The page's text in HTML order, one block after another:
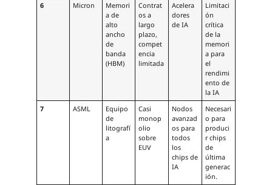
6
Micron
Memori
a de
alto
ancho
de
banda
(HBM)
Contrat
os a
largo
plazo,
compet
encia
limitada
Acelera
dores
de IA
Limitaci
ón
crítica
de la
memori
a para
el
rendimi
ento de
la IA
7
ASML
Equipo
de
litografí
a
Casi
monop
olio
sobre
EUV
Nodos
avanzad
os para
todos
los
chips de
IA
Necesari
o para
produci
r chips
de
última
generac
ión.